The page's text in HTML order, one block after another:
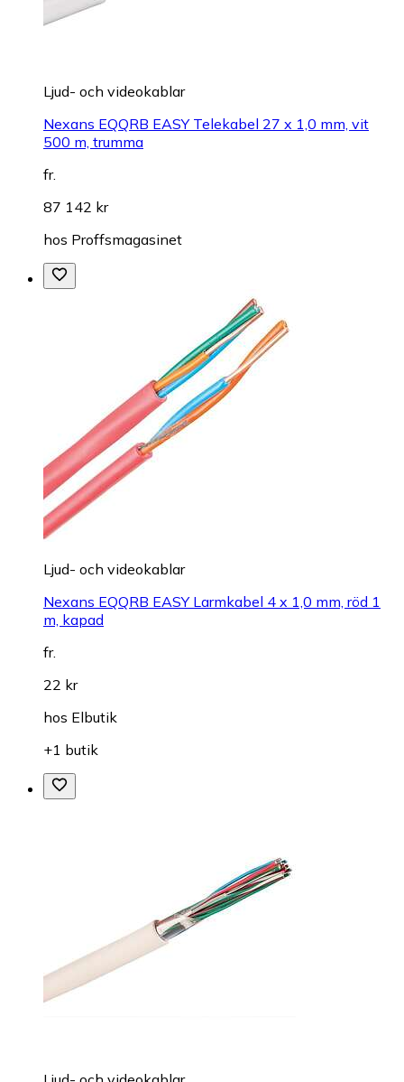
Ljud- och videokablar
Nexans EQQRB EASY Telekabel 27 x 1,0 mm, vit
500 m, trumma
fr.
87 142 kr
hos Proffsmagasinet
Ljud- och videokablar
Nexans EQQRB EASY Larmkabel 4 x 1,0 mm, röd 1
m, kapad
fr.
22 kr
hos Elbutik
+1 butik